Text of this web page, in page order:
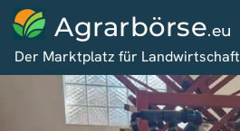
Agrarbörse.eu
Der Marktplatz für Landwirtschaft